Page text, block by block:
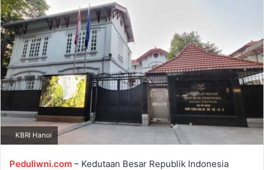
n
d
a
n
e
m
l
KBRI Hanoi
Peduliwni.com – Kedutaan Besar Republik Indonesia